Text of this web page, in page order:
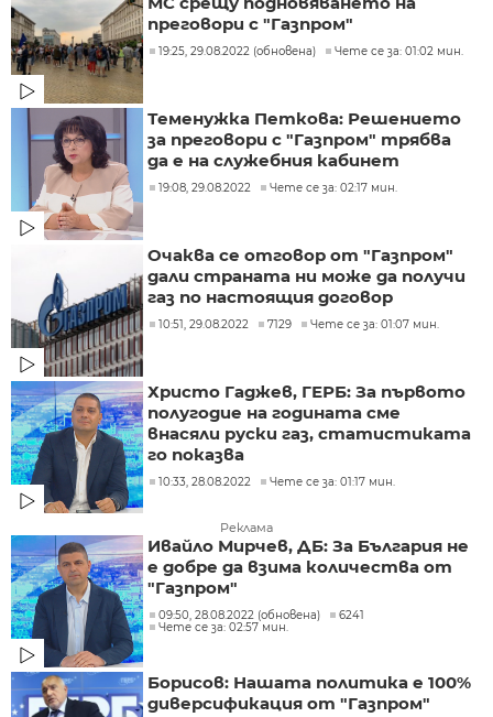
преговори с "Газпром"
19:25, 29.08.2022 (обновена) Чете се за: 01:02 мин.
Теменужка Петкова: Решението
за преговори с "Газпром" трябва
да е на служебния кабинет
19:08, 29.08.2022 Чете се за: 02:17 мин.
Очаква се отговор от "Газпром"
дали страната ни може да получи
газ по настоящия договор
10:51, 29.08.2022 7129 Чете се за: 01:07 мин.
Христо Гаджев, ГЕРБ: За първото
полугодие на годината сме
внасяли руски газ, статистиката
го показва
10:33, 28.08.2022 Чете се за: 01:17 мин.
Реклама
Ивайло Мирчев, ДБ: За България не
е добре да взима количества от
"Газпром"
09:50, 28.08.2022 (обновена)
6241
Чете се за: 02:57 мин.
Борисов: Нашата политика е 100%
диверсификация от "Газпром"